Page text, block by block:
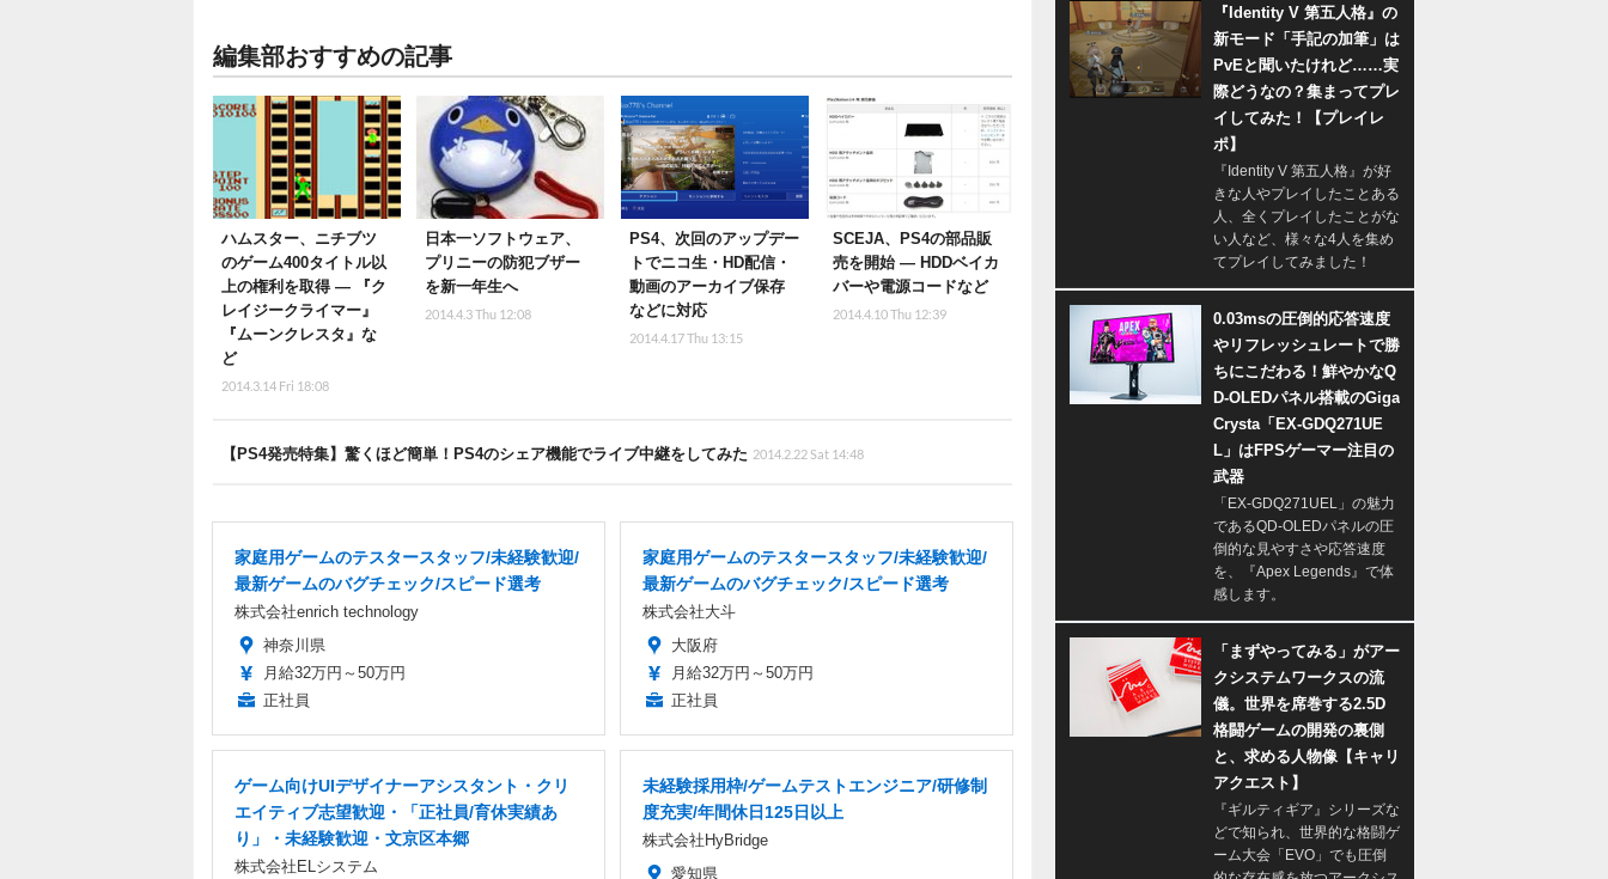
編集部おすすめの記事
ハムスター、ニチブツ
のゲーム400タイトル以
上の権利を取得 ― 『ク
レイジークライマー』
『ムーンクレスタ』な
ど
2014.3.14 Fri 18:08
日本一ソフトウェア、
プリニーの防犯ブザー
を新一年生へ
2014.4.3 Thu 12:08
PS4、次回のアップデー
トでニコ生・HD配信・
動画のアーカイブ保存
などに対応
2014.4.17 Thu 13:15
SCEJA、PS4の部品販
売を開始 ― HDDベイカ
バーや電源コードなど
2014.4.10 Thu 12:39
【PS4発売特集】驚くほど簡単！PS4のシェア機能でライブ中継をしてみた 2014.2.22 Sat 14:48
家庭用ゲームのテスタースタッフ/未経験歓迎/
最新ゲームのバグチェック/スピード選考
株式会社enrich technology
神奈川県
月給32万円～50万円
正社員
家庭用ゲームのテスタースタッフ/未経験歓迎/
最新ゲームのバグチェック/スピード選考
株式会社大斗
大阪府
月給32万円～50万円
正社員
ゲーム向けUIデザイナーアシスタント・クリ
エイティブ志望歓迎・「正社員/育休実績あ
り」・未経験歓迎・文京区本郷
株式会社ELシステム
未経験採用枠/ゲームテストエンジニア/研修制
度充実/年間休日125日以上
株式会社HyBridge
愛知県
『Identity V 第五人格』の
新モード「手記の加筆」は
PvEと聞いたけれど……実
際どうなの？集まってプレ
イしてみた！【プレイレ
ポ】
『Identity V 第五人格』が好
きな人やプレイしたことある
人、全くプレイしたことがな
い人など、様々な4人を集め
てプレイしてみました！
0.03msの圧倒的応答速度
やリフレッシュレートで勝
ちにこだわる！鮮やかなQ
D-OLEDパネル搭載のGiga
Crysta「EX-GDQ271UE
L」はFPSゲーマー注目の
武器
「EX-GDQ271UEL」の魅力
であるQD-OLEDパネルの圧
倒的な見やすさや応答速度
を、『Apex Legends』で体
感します。
「まずやってみる」がアー
クシステムワークスの流
儀。世界を席巻する2.5D
格闘ゲームの開発の裏側
と、求める人物像【キャリ
アクエスト】
『ギルティギア』シリーズな
どで知られ、世界的な格闘ゲ
ーム大会「EVO」でも圧倒